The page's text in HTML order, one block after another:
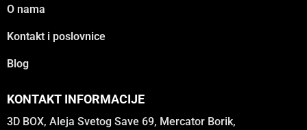
O nama
Kontakt i poslovnice
Blog
KONTAKT INFORMACIJE
3D BOX, Aleja Svetog Save 69, Mercator Borik,